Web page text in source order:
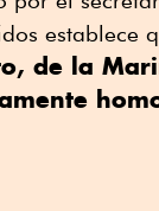
establece
de la